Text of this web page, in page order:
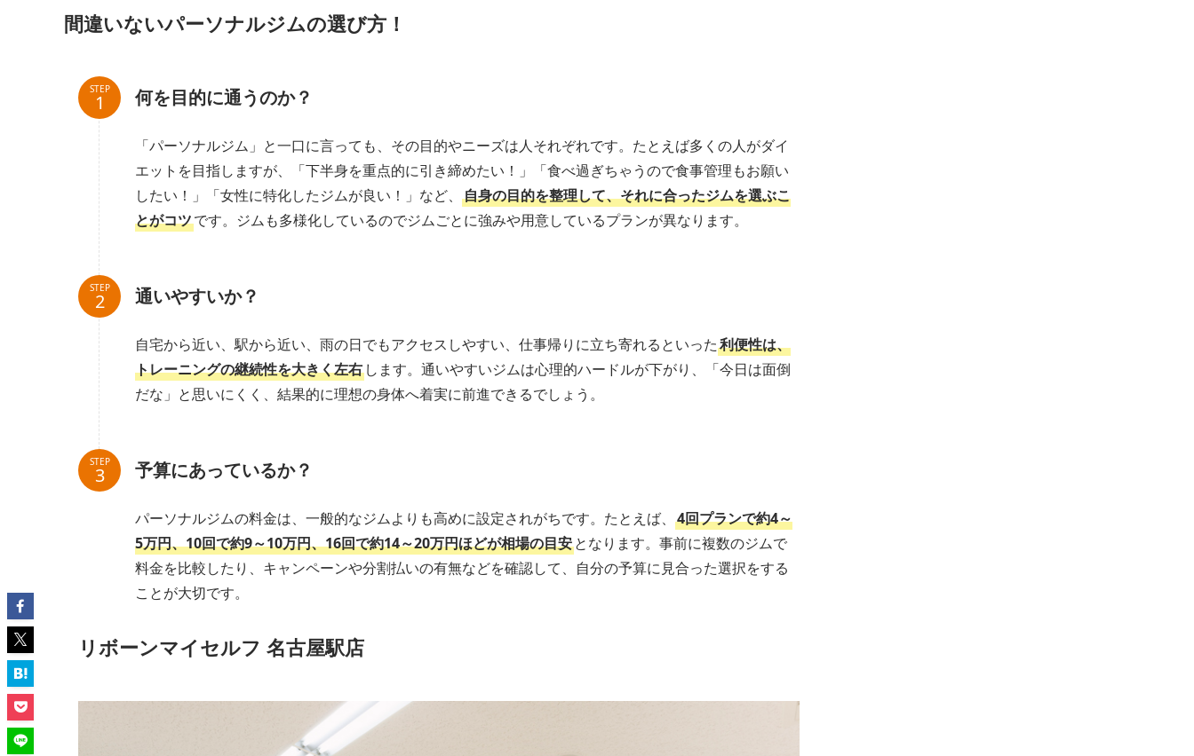
間違いないパーソナルジムの選び方！
STEP 何を目的に通うのか？
「パーソナルジム」と一口に言っても、その目的やニーズは人それぞれです。たとえば多くの人がダイ
エットを目指しますが、「下半身を重点的に引き締めたい！」「食べ過ぎちゃうので食事管理もお願い
したい！」「女性に特化したジムが良い！」など、 自身の目的を整理して、それに合ったジムを選ぶこ
とがコツです。ジムも多様化しているのでジムごとに強みや用意しているプランが異なります。
STEP 通いやすいか？
自宅から近い、駅から近い、雨の日でもアクセスしやすい、仕事帰りに立ち寄れるといった利便性は、
トレーニングの継続性を大きく左右 します。通いやすいジムは心理的ハードルが下がり、「今日は面倒
だな」と思いにくく、結果的に理想の身体へ着実に前進できるでしょう。
STEP 予算にあっているか？
パーソナルジムの料金は、一般的なジムよりも高めに設定されがちです。たとえば、 4回プランで約4～
5万円、10回で約9～10万円、16回で約14～20万円ほどが相場の目安となります。事前に複数のジムで
料金を比較したり、キャンペーンや分割払いの有無などを確認して、自分の予算に見合った選択をする
ことが大切です。
リボーンマイセルフ 名古屋駅店